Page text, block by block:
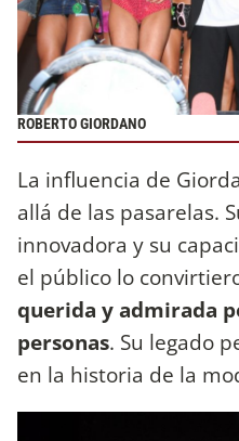
ROBERTO GIORDANO
La influencia de
allá de las pasarelas.
innovadora y su
el público lo
querida y admirada
personas. Su legado
en la historia de la